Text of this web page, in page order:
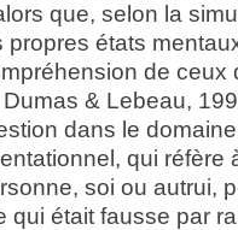
que, selon la
états
de ceux
& Lebeau,
dans le
qui réfère
soi ou autrui,
qui était fausse par